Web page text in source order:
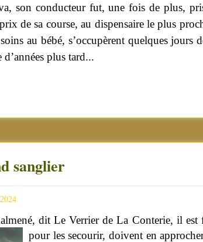
son conducteur fut, une fois de plus,
de sa course, au dispensaire le plus
au bébé, s’occupèrent quelques
plus tard...
sanglier
dit Le Verrier de La Conterie, il
pour les secourir, doivent en